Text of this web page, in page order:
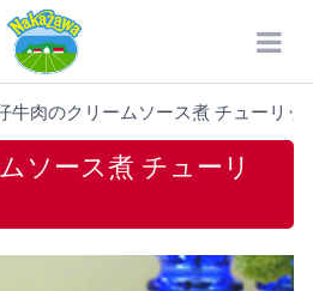
牛肉のクリームソース煮 チューリッ
ソース煮 チューリ